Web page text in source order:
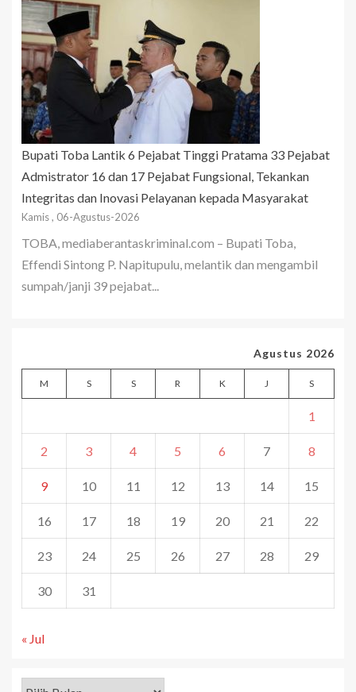
Bupati Toba Lantik 6 Pejabat Tinggi Pratama 33 Pejabat
Admistrator 16 dan 17 Pejabat Fungsional, Tekankan
Integritas dan Inovasi Pelayanan kepada Masyarakat
Kamis , 06-Agustus-2026
TOBA, mediaberantaskriminal.com – Bupati Toba,
Effendi Sintong P. Napitupulu, melantik dan mengambil
sumpah/janji 39 pejabat...
Agustus 2026
M S S R K J S
1
2 3 4 5 6 7 8
9 10 11 12 13 14 15
16 17 18 19 20 21 22
23 24 25 26 27 28 29
30 31
« Jul